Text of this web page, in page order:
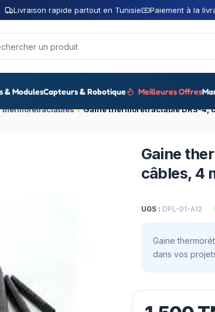
Livraison rapide partout en Tunisie Paiement à la
& ModulesCapteurs & Robotique Meilleures Offres
thermorétractables
Gaine
câbles, 4
UGS : DPL-01-A12
Gaine
dans vos